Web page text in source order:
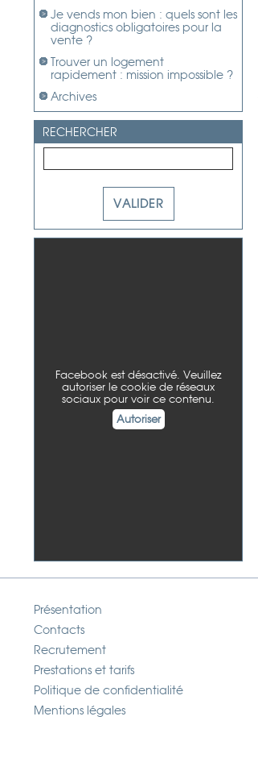
Je vends mon bien : quels sont les
diagnostics obligatoires pour la
vente ?
Trouver un logement
rapidement : mission impossible ?
Archives
RECHERCHER
Facebook est désactivé. Veuillez
autoriser le cookie de réseaux
sociaux pour voir ce contenu.
Autoriser
Présentation
Contacts
Recrutement
Prestations et tarifs
Politique de confidentialité
Mentions légales